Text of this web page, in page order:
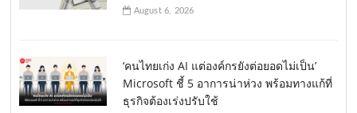
August 6, 2026
‘คนไทยเก่ง AI แต่องค์กรยังต่อยอดไม่เป็น’
Microsoft ชี้ 5 อาการน่าห่วง พร้อมทางแก้ที่
ธุรกิจต้องเร่งปรับใช้